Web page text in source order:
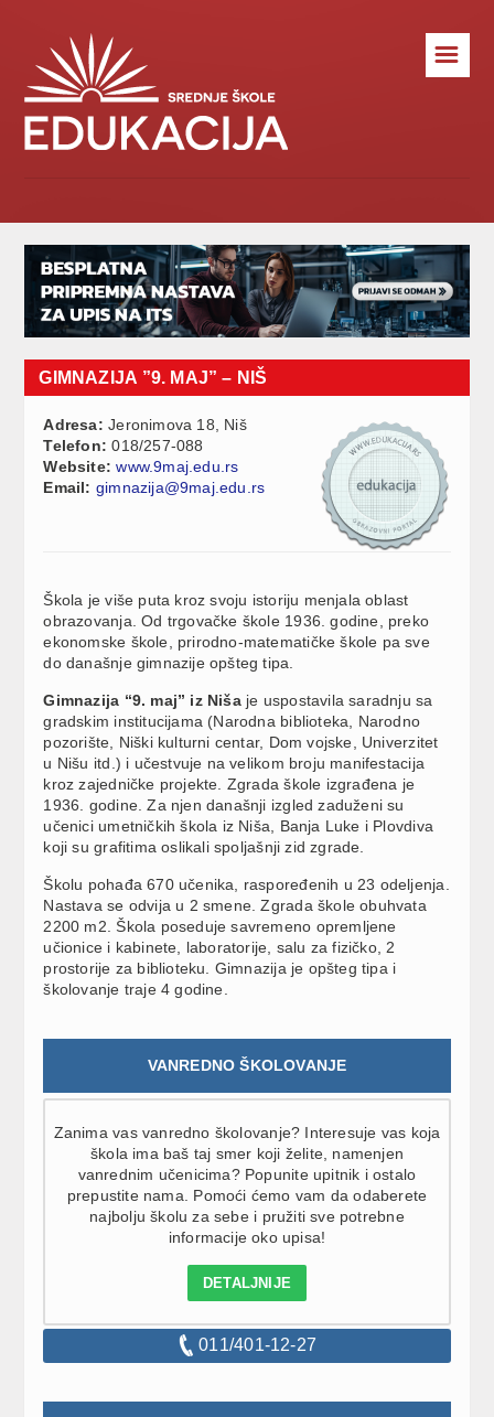
☰
GIMNAZIJA ”9. MAJ” – NIŠ
Adresa: Jeronimova 18, Niš
Telefon: 018/257-088
Website:www.9maj.edu.rs
Email: gimnazija@9maj.edu.rs
Škola je više puta kroz svoju istoriju menjala oblast
obrazovanja. Od trgovačke škole 1936. godine, preko
ekonomske škole, prirodno-matematičke škole pa sve
do današnje gimnazije opšteg tipa.
Gimnazija “9. maj” iz Nišaje uspostavila saradnju sa
gradskim institucijama (Narodna biblioteka, Narodno
pozorište, Niški kulturni centar, Dom vojske, Univerzitet
u Nišu itd.) i učestvuje na velikom broju manifestacija
kroz zajedničke projekte. Zgrada škole izgrađena je
1936. godine. Za njen današnji izgled zaduženi su
učenici umetničkih škola iz Niša, Banja Luke i Plovdiva
koji su grafitima oslikali spoljašnji zid zgrade.
Školu pohađa 670 učenika, raspoređenih u 23 odeljenja.
Nastava se odvija u 2 smene. Zgrada škole obuhvata
2200 m2. Škola poseduje savremeno opremljene
učionice i kabinete, laboratorije, salu za fizičko, 2
prostorije za biblioteku. Gimnazija je opšteg tipa i
školovanje traje 4 godine.
VANREDNO ŠKOLOVANJE
Zanima vas vanredno školovanje? Interesuje vas koja
škola ima baš taj smer koji želite, namenjen
vanrednim učenicima? Popunite upitnik i ostalo
prepustite nama. Pomoći ćemo vam da odaberete
najbolju školu za sebe i pružiti sve potrebne
informacije oko upisa!
DETALJNIJE
011/401-12-27